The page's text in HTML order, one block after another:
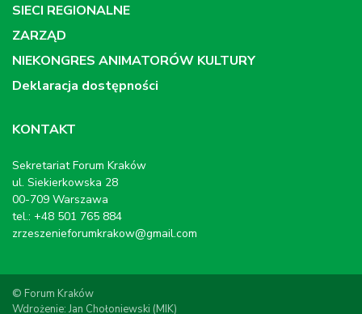
SIECI REGIONALNE
ZARZĄD
NIEKONGRES ANIMATORÓW KULTURY
Deklaracja dostępności
KONTAKT
Sekretariat Forum Kraków
ul. Siekierkowska 28
00-709 Warszawa
tel.: +48 501 765 884
zrzeszenieforumkrakow@gmail.com
© Forum Kraków
Wdrożenie: Jan Chołoniewski (MIK)